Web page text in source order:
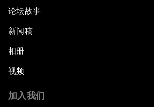
论坛故事
新闻稿
相册
视频
加入我们